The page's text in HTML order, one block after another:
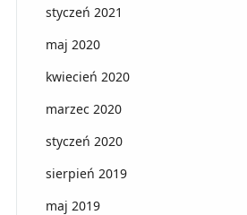
styczeń 2021
maj 2020
kwiecień 2020
marzec 2020
styczeń 2020
sierpień 2019
maj 2019